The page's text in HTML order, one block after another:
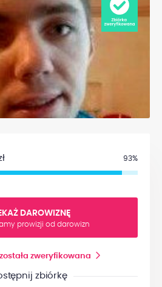
93%
DAROWIZNĘ
prowizji od darowizn
zweryfikowana
zbiórkę